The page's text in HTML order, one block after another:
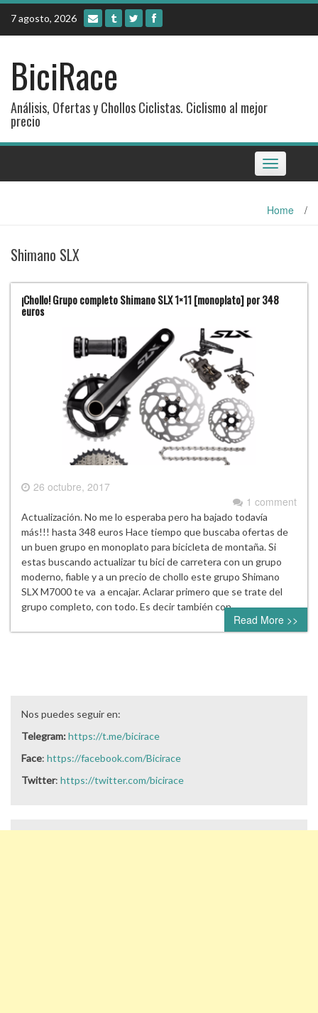
Skip
content
7 agosto, 2026
BiciRace
Análisis, Ofertas y Chollos Ciclistas. Ciclismo al mejor
precio
Toggle
navigation
Home /
Shimano SLX
¡Chollo! Grupo completo Shimano SLX 1×11 [monoplato] por 348
euros
26 octubre, 2017
1 comment
Actualización. No me lo esperaba pero ha bajado todavía
más!!! hasta 348 euros Hace tiempo que buscaba ofertas de
un buen grupo en monoplato para bicicleta de montaña. Si
estas buscando actualizar tu bici de carretera con un grupo
moderno, fiable y a un precio de chollo este grupo Shimano
SLX M7000 te va a encajar. Aclarar primero que se trate del
grupo completo, con todo. Es decir también con…
Read More >>
Nos puedes seguir en:
Telegram:https://t.me/bicirace
Face: https://facebook.com/Bicirace
Twitter: https://twitter.com/bicirace